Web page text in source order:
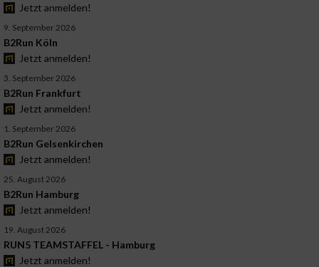
Jetzt anmelden!
9. September 2026
B2Run Köln
Jetzt anmelden!
3. September 2026
B2Run Frankfurt
Jetzt anmelden!
1. September 2026
B2Run Gelsenkirchen
Jetzt anmelden!
25. August 2026
B2Run Hamburg
Jetzt anmelden!
19. August 2026
RUN5 TEAMSTAFFEL - Hamburg
Jetzt anmelden!